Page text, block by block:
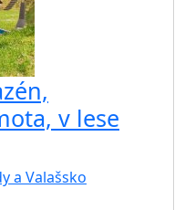
v lese
a Valašsko